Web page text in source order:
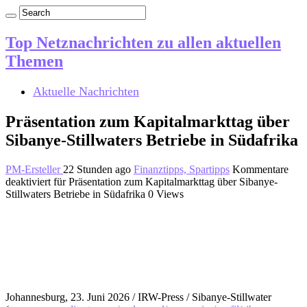
Top Netznachrichten zu allen aktuellen
Themen
Aktuelle Nachrichten
Präsentation zum Kapitalmarkttag über
Sibanye-Stillwaters Betriebe in Südafrika
PM-Ersteller 22 Stunden ago Finanztipps, Spartipps Kommentare
deaktiviert für Präsentation zum Kapitalmarkttag über Sibanye-
Stillwaters Betriebe in Südafrika 0 Views
Johannesburg, 23. Juni 2026 / IRW-Press / Sibanye-Stillwater